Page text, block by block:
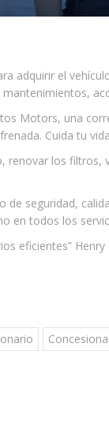
adquirir el
Motors, una
Cuida tu
renovar los
de seguridad,
en todos los
eficientes”